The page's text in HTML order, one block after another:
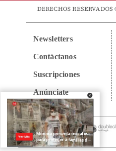
DERECHOS
Newsletters
Contáctanos
Suscripciones
Anúnciate